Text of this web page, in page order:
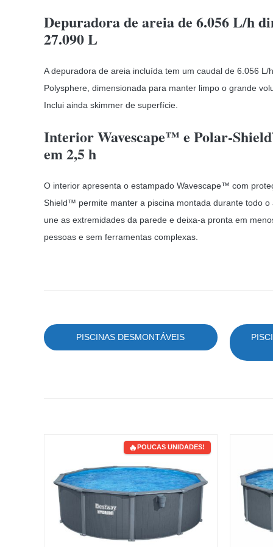
Depuradora de areia de 6.056 L/h
27.090 L
A depuradora de areia incluída tem um caudal de 6.056 L/
Polysphere, dimensionada para manter limpo o grande
Inclui ainda skimmer de superfície.
Interior Wavescape™ e Polar-
em 2,5 h
O interior apresenta o estampado Wavescape™ com
Shield™ permite manter a piscina montada durante todo
une as extremidades da parede e deixa-a pronta em
pessoas e sem ferramentas complexas.
PISCINAS DESMONTÁVEIS
POUCAS UNIDADES!